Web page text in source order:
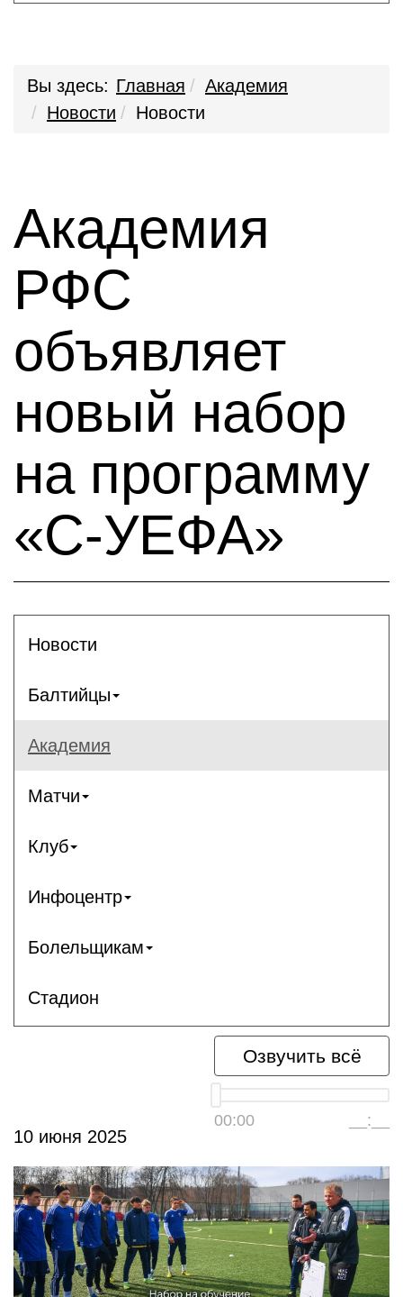
Вы здесь: Главная
Академия
Новости
Новости
Академия
РФС
объявляет
новый набор
на программу
«С-УЕФА»
Новости
Балтийцы
Академия
Матчи
Клуб
Инфоцентр
Болельщикам
Стадион
Озвучить всё
00:00 __:__
10 июня 2025